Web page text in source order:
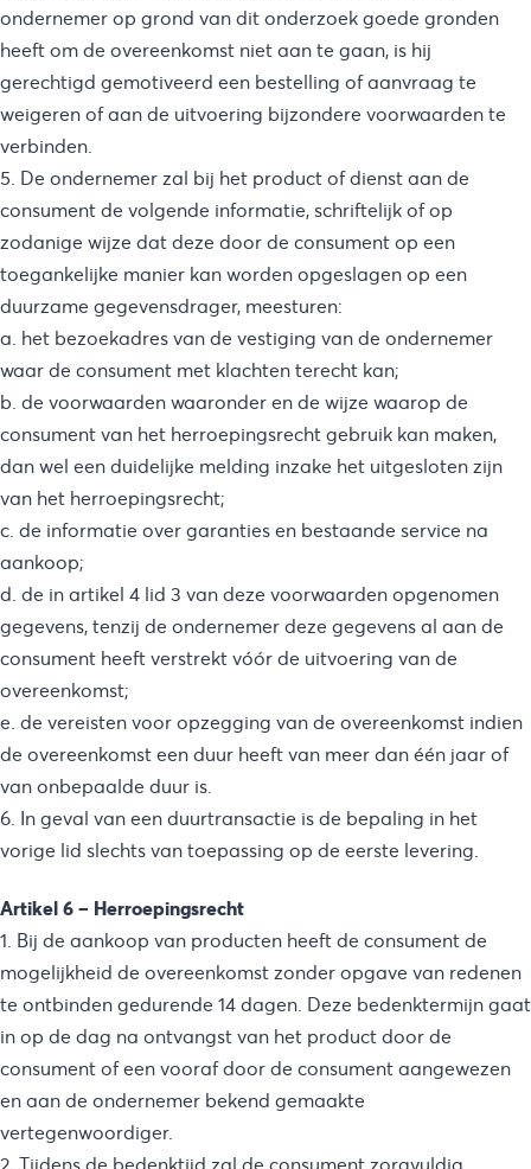
ondernemer op grond van dit onderzoek goede gronden
heeft om de overeenkomst niet aan te gaan, is hij
gerechtigd gemotiveerd een bestelling of aanvraag te
weigeren of aan de uitvoering bijzondere voorwaarden te
verbinden.
5. De ondernemer zal bij het product of dienst aan de
consument de volgende informatie, schriftelijk of op
zodanige wijze dat deze door de consument op een
toegankelijke manier kan worden opgeslagen op een
duurzame gegevensdrager, meesturen:
a. het bezoekadres van de vestiging van de ondernemer
waar de consument met klachten terecht kan;
b. de voorwaarden waaronder en de wijze waarop de
consument van het herroepingsrecht gebruik kan maken,
dan wel een duidelijke melding inzake het uitgesloten zijn
van het herroepingsrecht;
c. de informatie over garanties en bestaande service na
aankoop;
d. de in artikel 4 lid 3 van deze voorwaarden opgenomen
gegevens, tenzij de ondernemer deze gegevens al aan de
consument heeft verstrekt vóór de uitvoering van de
overeenkomst;
e. de vereisten voor opzegging van de overeenkomst indien
de overeenkomst een duur heeft van meer dan één jaar of
van onbepaalde duur is.
6. In geval van een duurtransactie is de bepaling in het
vorige lid slechts van toepassing op de eerste levering.
Artikel 6 – Herroepingsrecht
1. Bij de aankoop van producten heeft de consument de
mogelijkheid de overeenkomst zonder opgave van redenen
te ontbinden gedurende 14 dagen. Deze bedenktermijn gaat
in op de dag na ontvangst van het product door de
consument of een vooraf door de consument aangewezen
en aan de ondernemer bekend gemaakte
vertegenwoordiger.